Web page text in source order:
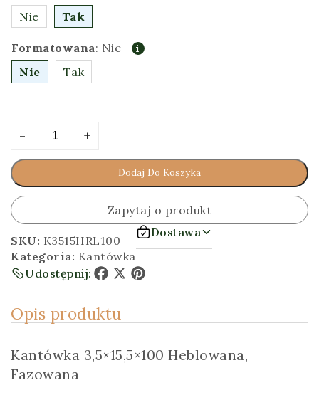
Nie
Tak
Formatowana: Nie
Nie
Tak
-
Kantówka
3,5x15,5x100
[cm]
Heblowana,
Fazowana
+
Dodaj Do Koszyka
Alternative:
Zapytaj o produkt
SKU: K3515HRL100
Kategoria: Kantówka
Dostawa
Udostępnij:
Opis produktu
Kantówka 3,5×15,5×100 Heblowana,
Fazowana